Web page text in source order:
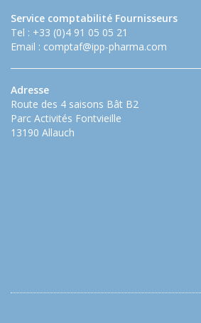
Service comptabilité Fournisseurs
Tel : +33 (0)4 91 05 05 21
Email : comptaf@ipp-pharma.com
Adresse
Route des 4 saisons Bât B2
Parc Activités Fontvieille
13190 Allauch